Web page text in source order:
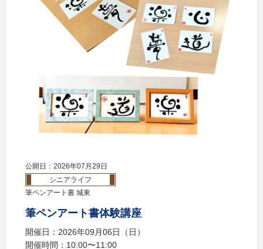
公開日：2026年07月29日
シニアライフ
筆ペンアート書 城東
筆ペンアート書体験講座
開催日：2026年09月06日（日）
開催時間：10:00〜11:00